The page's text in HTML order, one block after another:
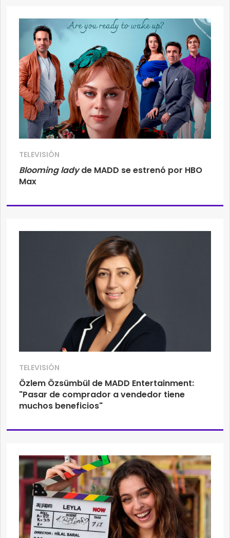
TELEVISIÓN
Blooming ladyde MADD se estrenó por HBO
Max
TELEVISIÓN
Özlem Özsümbül de MADD Entertainment:
"Pasar de comprador a vendedor tiene
muchos beneficios"